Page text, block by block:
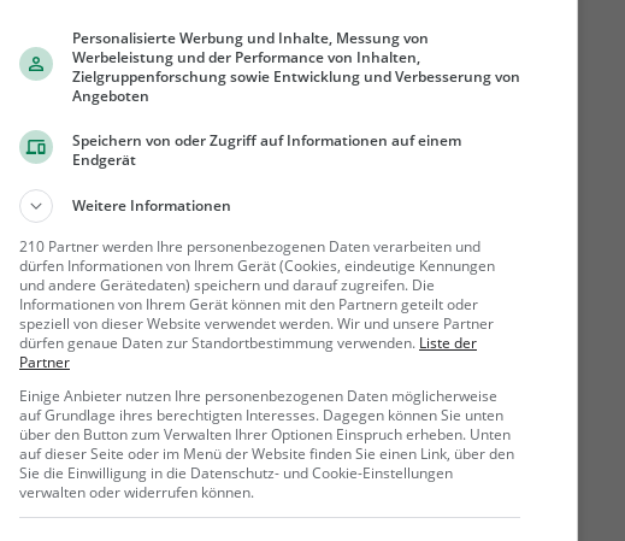
Float Experience
Origin Float Experience ist ein Floating-Center in
In der Origin Float Experience kannst du dich so
entspannen und treiben lassen und es dir einfach
gut gehen lassen. Im warmen Wasser treibst du
vor dich hin. Perfekt, um vom anstrengenden
zu entspannen, auszuspannen und einfach einmal
zu tun.
Mehr erfahren
Personalisierte Werbung und Inhalte, Messung von
Werbeleistung und der Performance von Inhalten,
Zielgruppenforschung sowie Entwicklung und Verbesserung von
Angeboten
Speichern von oder Zugriff auf Informationen auf einem
Endgerät
Weitere Informationen
210 Partner werden Ihre personenbezogenen Daten verarbeiten und
dürfen Informationen von Ihrem Gerät (Cookies, eindeutige Kennungen
und andere Gerätedaten) speichern und darauf zugreifen. Die
Informationen von Ihrem Gerät können mit den Partnern geteilt oder
speziell von dieser Website verwendet werden. Wir und unsere Partner
dürfen genaue Daten zur Standortbestimmung verwenden. Liste der
Partner
Einige Anbieter nutzen Ihre personenbezogenen Daten möglicherweise
auf Grundlage ihres berechtigten Interesses. Dagegen können Sie unten
über den Button zum Verwalten Ihrer Optionen Einspruch erheben. Unten
auf dieser Seite oder im Menü der Website finden Sie einen Link, über den
Sie die Einwilligung in die Datenschutz- und Cookie-Einstellungen
verwalten oder widerrufen können.